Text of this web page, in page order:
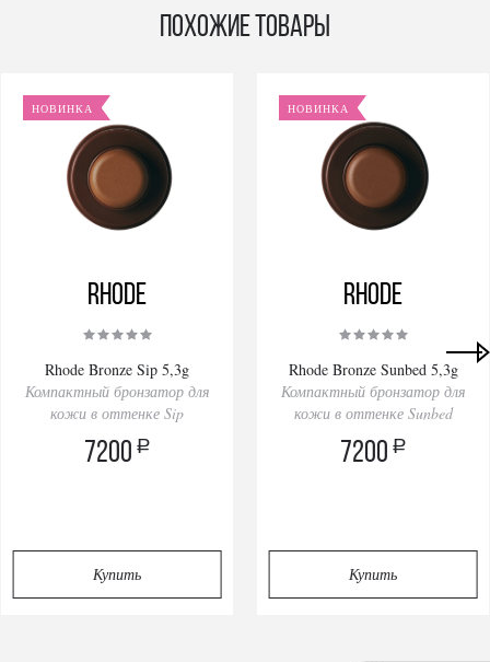
Похожие товары
НОВИНКА
Rhode
Rhode Bronze Sip 5,3g
Компактный бронзатор для
кожи в оттенке Sip
7200 a
Купить
НОВИНКА
Rhode
Rhode Bronze Sunbed 5,3g
Компактный бронзатор для
кожи в оттенке Sunbed
7200 a
Купить